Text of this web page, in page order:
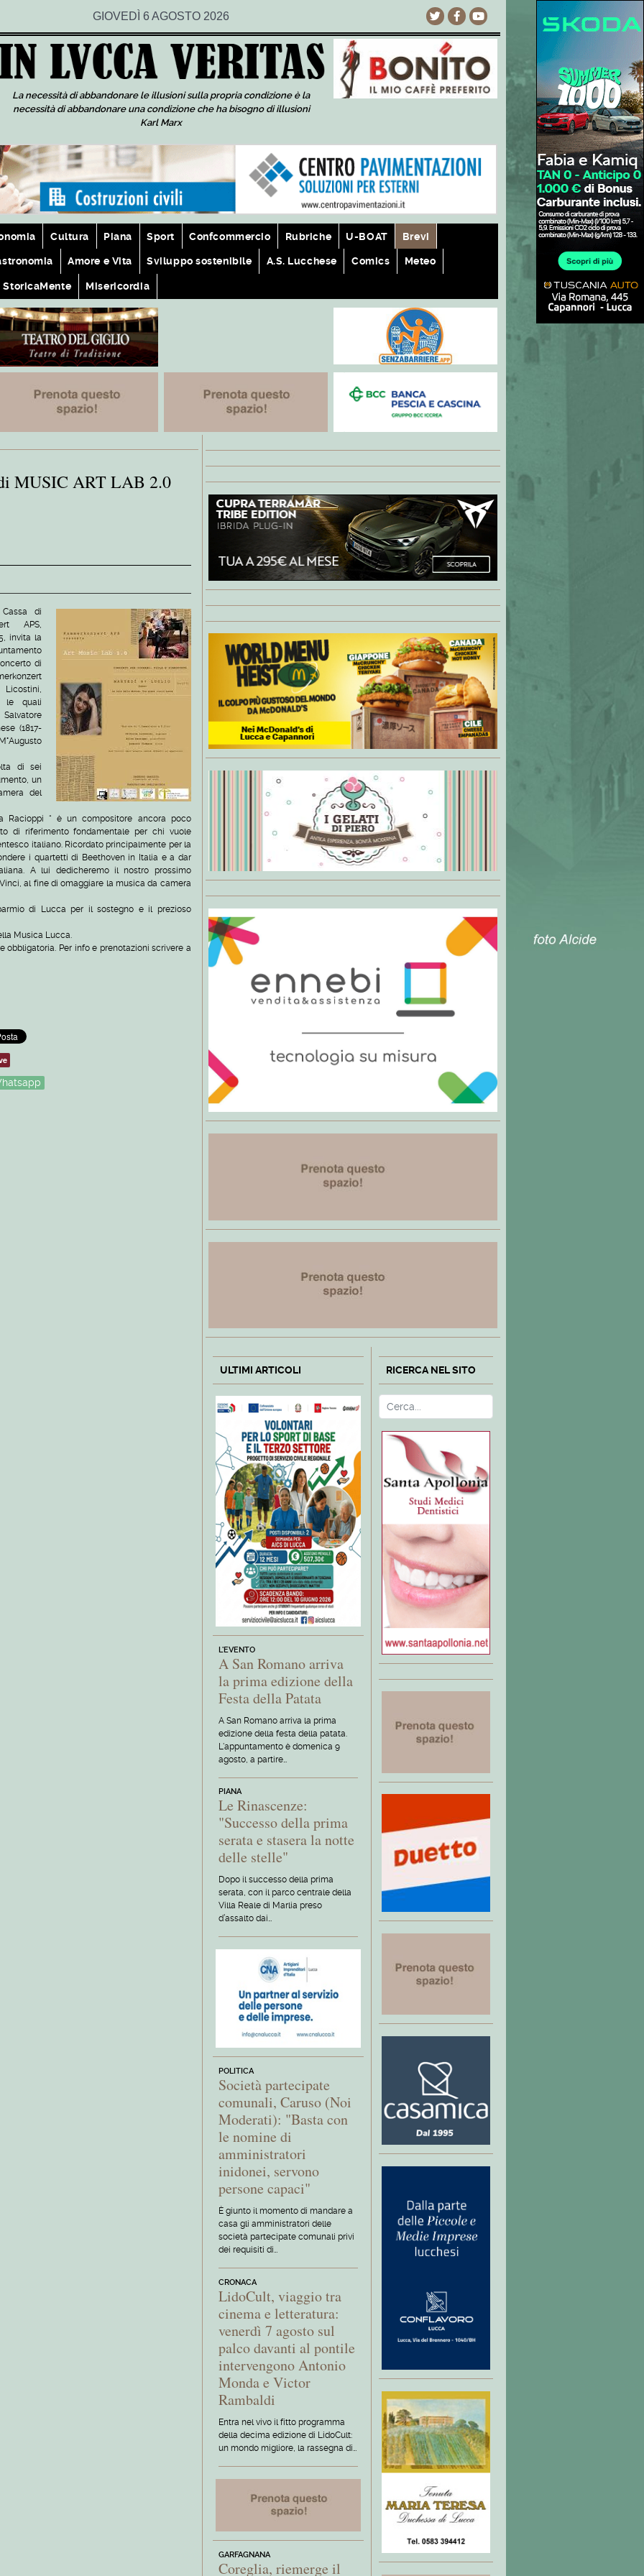
GIOVEDÌ 6 AGOSTO 2026
La necessità di abbandonare le illusioni sulla propria condizione è la
necessità di abbandonare una condizione che ha bisogno di illusioni
Karl Marx
Cultura Piana Sport Confcommercio Rubriche U-BOAT Brevi
Amore e Vita Sviluppo sostenibile A.S. Lucchese Comics Meteo
StoricaMente Misericordia
MUSIC ART LAB 2.0
di
APS,
invita la
di
le quali
(1817-
di sei
un
del
Racioppi “ è un compositore ancora poco
di riferimento fondamentale per chi vuole
italiano. Ricordato principalmente per la
i quartetti di Beethoven in Italia e a dar
A lui dedicheremo il nostro prossimo
al fine di omaggiare la musica da camera
di Lucca per il sostegno e il prezioso
Musica Lucca.
obbligatoria. Per info e prenotazioni scrivere a
ULTIMI ARTICOLI
L'EVENTO
A San Romano arriva
la prima edizione della
Festa della Patata
A San Romano arriva la prima
edizione della festa della patata.
L'appuntamento è domenica 9
agosto, a partire…
PIANA
Le Rinascenze:
"Successo della prima
serata e stasera la notte
delle stelle"
Dopo il successo della prima
serata, con il parco centrale della
Villa Reale di Marlia preso
d’assalto dai…
POLITICA
Società partecipate
comunali, Caruso (Noi
Moderati): "Basta con
le nomine di
amministratori
inidonei, servono
persone capaci"
È giunto il momento di mandare a
casa gli amministratori delle
società partecipate comunali privi
dei requisiti di…
CRONACA
LidoCult, viaggio tra
cinema e letteratura:
venerdì 7 agosto sul
palco davanti al pontile
intervengono Antonio
Monda e Victor
Rambaldi
Entra nel vivo il fitto programma
della decima edizione di LidoCult:
un mondo migliore, la rassegna di…
GARFAGNANA
Coreglia, riemerge il
RICERCA NEL SITO
Cerca Type 2 or more characters